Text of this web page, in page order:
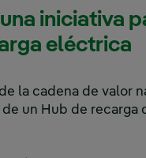
iniciativa
eléctrica
la cadena de valor
un Hub de